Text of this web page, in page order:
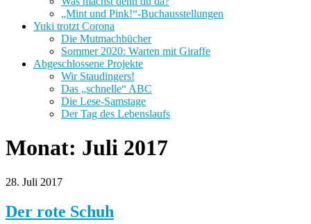
„Mint und Pink!“-Buchausstellungen
Yuki trotzt Corona
Die Mutmachbücher
Sommer 2020: Warten mit Giraffe
Abgeschlossene Projekte
Wir Staudingers!
Das „schnelle“ ABC
Die Lese-Samstage
Der Tag des Lebenslaufs
Monat: Juli 2017
28. Juli 2017
Der rote Schuh